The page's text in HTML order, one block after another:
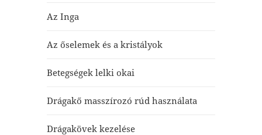
Az Inga
Az őselemek és a kristályok
Betegségek lelki okai
Drágakő masszírozó rúd használata
Drágakövek kezelése